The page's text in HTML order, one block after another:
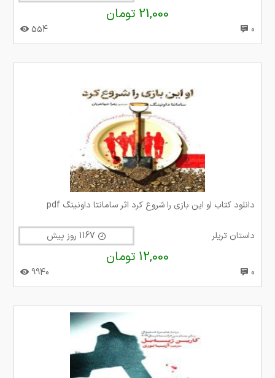
21,000 تومان
0
554
دانلود کتاب او این بازی را شروع کرد اثر سامانتا داونینگ pdf
داستان تریلر
12,000 تومان
0
9940